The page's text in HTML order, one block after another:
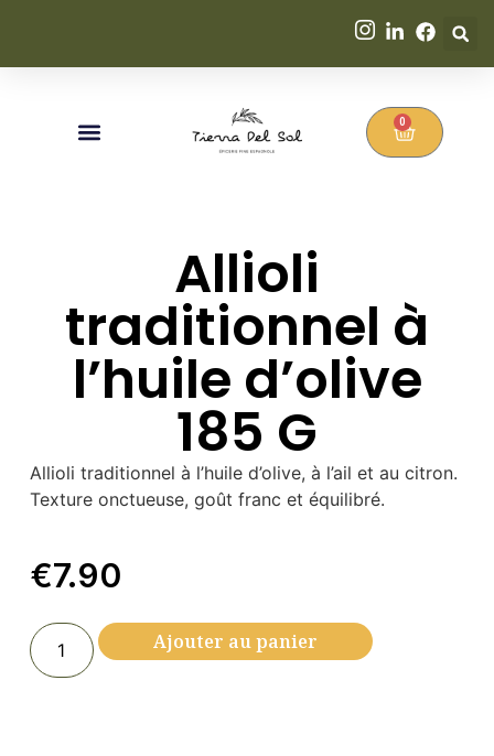
0
Allioli
traditionnel à
l’huile d’olive
185 G
Allioli traditionnel à l’huile d’olive, à l’ail et au citron.
Texture onctueuse, goût franc et équilibré.
€7.90
Ajouter au panier